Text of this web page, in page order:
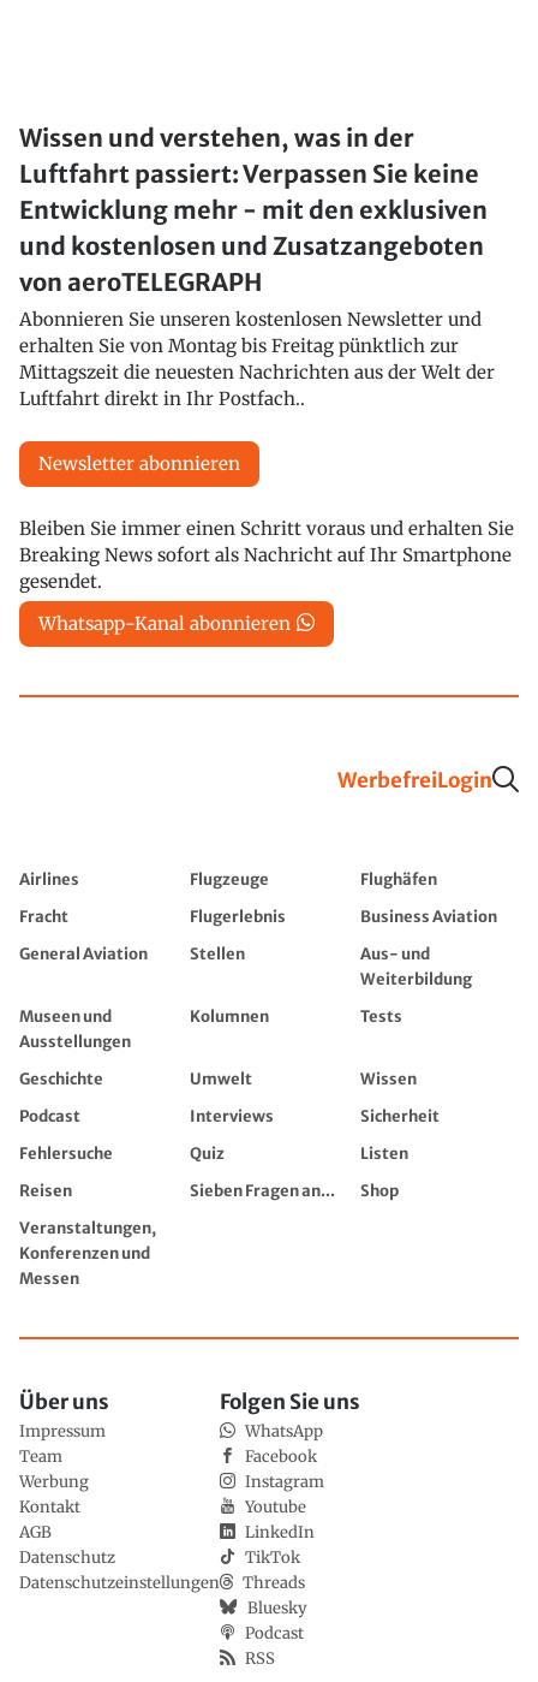
Wissen und verstehen, was in der
Luftfahrt passiert: Verpassen Sie keine
Entwicklung mehr - mit den exklusiven
und kostenlosen und Zusatzangeboten
von aeroTELEGRAPH
Abonnieren Sie unseren kostenlosen Newsletter und
erhalten Sie von Montag bis Freitag pünktlich zur
Mittagszeit die neuesten Nachrichten aus der Welt der
Luftfahrt direkt in Ihr Postfach..
Newsletter abonnieren
Bleiben Sie immer einen Schritt voraus und erhalten Sie
Breaking News sofort als Nachricht auf Ihr Smartphone
gesendet.
Whatsapp-Kanal abonnieren
WerbefreiLogin
Airlines Flugzeuge
Flughäfen
Fracht
Flugerlebnis
Business Aviation
General Aviation
Stellen
Aus- und
Weiterbildung
Museen und
Ausstellungen
Kolumnen Tests
Geschichte Umwelt
Wissen
Podcast
Interviews
Sicherheit
Fehlersuche
Quiz
Listen
Reisen
Sieben Fragen an...
Shop
Veranstaltungen,
Konferenzen und
Messen
Über uns
Impressum
Team
Werbung
Kontakt
AGB
Datenschutz
Datenschutzeinstellungen
Folgen Sie uns
WhatsApp
Facebook
Instagram
Youtube
LinkedIn
TikTok
Threads
Bluesky
Podcast
RSS